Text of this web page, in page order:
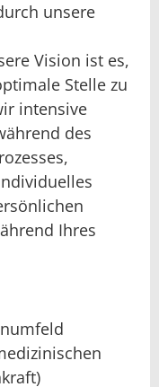
unsere
Vision ist es,
Stelle zu
intensive
des
Ihres